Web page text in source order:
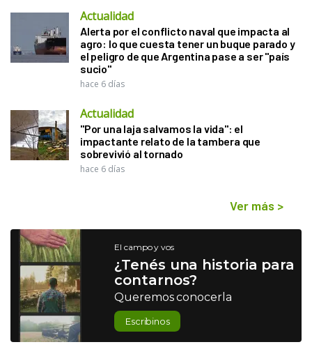
Actualidad
Alerta por el conflicto naval que impacta al
agro: lo que cuesta tener un buque parado y
el peligro de que Argentina pase a ser "país
sucio"
hace 6 días
Actualidad
"Por una laja salvamos la vida": el
impactante relato de la tambera que
sobrevivió al tornado
hace 6 días
Ver más >
El campo y vos
¿Tenés una historia para
contarnos?
Queremos conocerla
Escribinos